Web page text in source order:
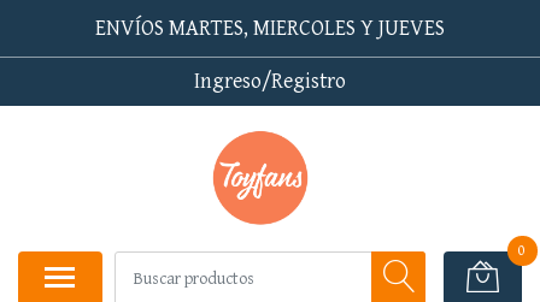
ENVÍOS MARTES, MIERCOLES Y JUEVES
Ingreso/Registro
0